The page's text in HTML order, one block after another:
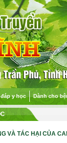
y học Dành cho
VÀ TÁC HẠI CỦA